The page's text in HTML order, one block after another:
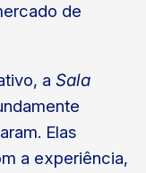
de
a Sala
Elas
a experiência,